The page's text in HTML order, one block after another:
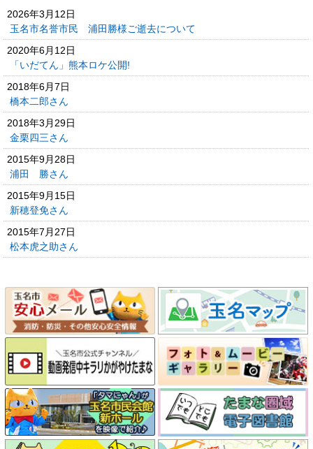
2026年3月12日
玉名市名誉市民 浦田勝様ご逝去について
2020年6月12日
「いだてん」熊本ロケ公開!
2018年6月7日
橋本二郎さん
2018年3月29日
金栗四三さん
2015年9月28日
浦田 勝さん
2015年9月15日
新穂登免さん
2015年7月27日
松本虎之助さん